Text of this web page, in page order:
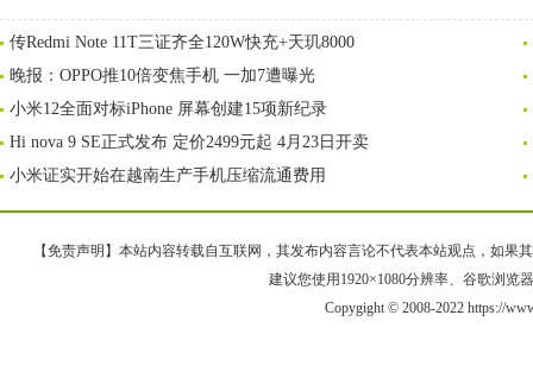
传Redmi Note 11T三证齐全120W快充+天玑8000
晚报：OPPO推10倍变焦手机 一加7遭曝光
小米12全面对标iPhone 屏幕创建15项新纪录
Hi nova 9 SE正式发布 定价2499元起 4月23日开卖
小米证实开始在越南生产手机压缩流通费用
【免责声明】本站内容转载自互联网，其发布内容言论不代表本站观点，如果
建议您使用1920×1080分辨率、谷歌浏览
Copygight © 2008-2022 https://